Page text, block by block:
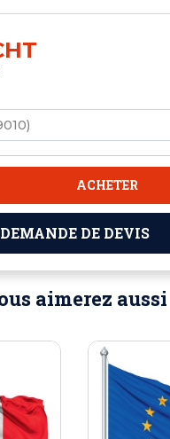
HT
ACHETER
DEMANDE DE DEVIS
aimerez aussi